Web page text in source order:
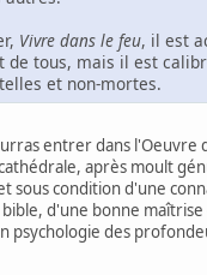
Vivre dans le feu, il est
de tous, mais il est
et non-mortes.
entrer dans l'Oeuvre
après moult
sous condition d'une
d'une bonne
psychologie des